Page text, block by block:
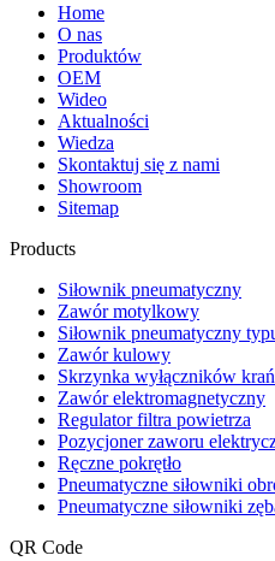
Home
O nas
Produktów
OEM
Wideo
Aktualności
Wiedza
Skontaktuj się z nami
Showroom
Sitemap
Products
Siłownik pneumatyczny
Zawór motylkowy
Siłownik pneumatyczny
Zawór kulowy
Skrzynka wyłączników
Zawór elektromagnetyczny
Regulator filtra powietrza
Pozycjoner zaworu
Ręczne pokrętło
Pneumatyczne siłowniki
Pneumatyczne siłowniki
QR Code